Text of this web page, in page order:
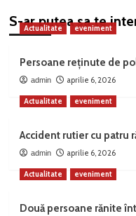
S-ar putea sa te
Actualitate eveniment
Persoane reținute de
admin aprilie 6, 2026
Actualitate eveniment
Accident rutier cu patru
admin aprilie 6, 2026
Actualitate eveniment
Două persoane rănite